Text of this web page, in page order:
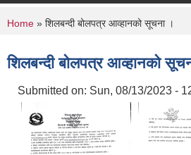
You are here
Home » शिलबन्दी बोलपत्र आव्हानको सूचना ।
शिलबन्दी बोलपत्र आव्हानको
Submitted on: Sun, 08/13/2023 -